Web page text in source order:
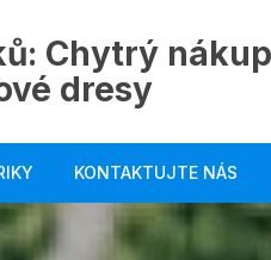
Chytrý
dresy
KONTAKTUJTE NÁS